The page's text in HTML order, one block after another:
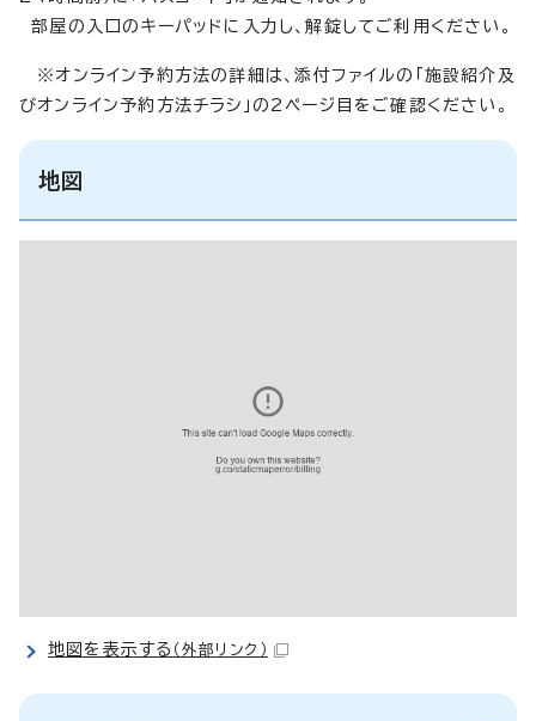
部屋の入口のキーパッドに入力し、解錠してご利用ください。
※オンライン予約方法の詳細は、添付ファイルの「施設紹介及
びオンライン予約方法チラシ」の2ページ目をご確認ください。
地図
地図を表示する （外部リンク）